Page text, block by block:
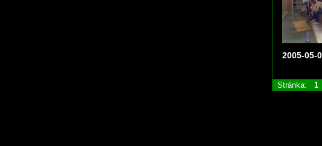
2005-05-
Stránka: 1